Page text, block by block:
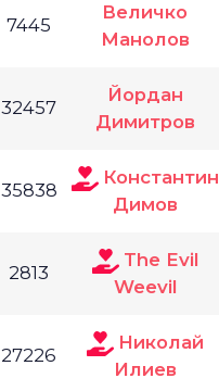
7445
Величко
Манолов
32457
Йордан
Димитров
35838
Константин
Димов
2813
The Evil
Weevil
27226
Николай
Илиев